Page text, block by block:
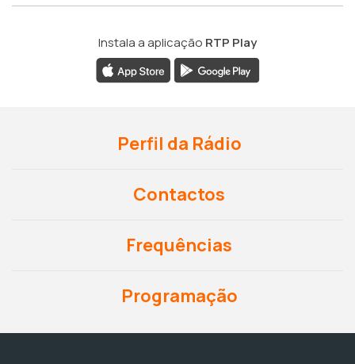
Instala a aplicação RTP Play
Perfil da Rádio
Contactos
Frequências
Programação